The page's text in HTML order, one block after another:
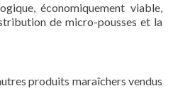
économiquement viable,
de micro-pousses et la
produits maraîchers vendus